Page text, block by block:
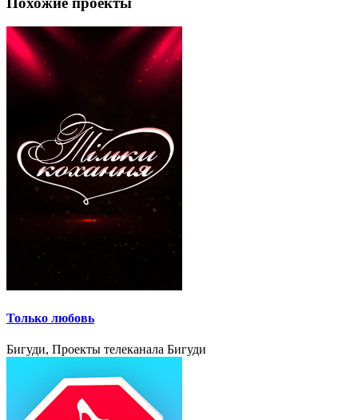
Только любовь
Бигуди, Проекты телеканала Бигуди